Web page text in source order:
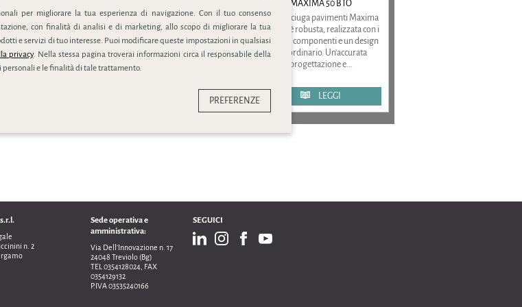
MAXIMA 50 BTO
La lavasciuga pavimenti Maxima
50 BTO è robusta, realizzata con i
migliori componenti e un design
straordinario. Un'accurata
progettazione e...
LEGGI
n. 2
Sede operativa e
amministrativa:
Via Dell’Innovazione n. 17
24048 Treviolo (Bg)
TEL 0354128024, FAX
0354129132
P.IVA 03535240166
SEGUICI
per migliorare la tua esperienza di navigazione. Con il tuo consenso
con finalità di analisi e di marketing, allo scopo di migliorare la tua
e servizi di tuo interesse. Puoi modificare queste impostazioni in qualsiasi
privacy. Nella stessa pagina troverai informazioni circa il responsabile della
e le finalità di tale trattamento.
PREFERENZE